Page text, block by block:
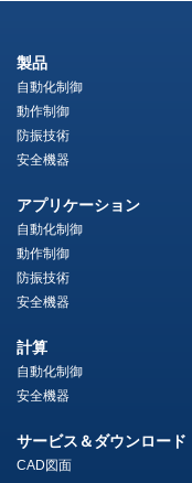
製品
自動化制御
動作制御
防振技術
安全機器
アプリケーション
自動化制御
動作制御
防振技術
安全機器
計算
自動化制御
安全機器
サービス＆ダウンロード
CAD図面